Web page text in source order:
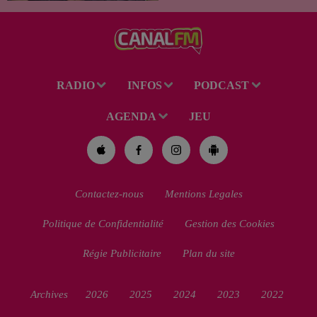
toutes les salles de cinéma. À
cette occasion, Le Réveil...
RADIO INFOS PODCAST
AGENDA JEU
Contactez-nous Mentions Legales
Politique de Confidentialité Gestion des Cookies
Régie Publicitaire Plan du site
Archives 2026 2025 2024 2023 2022